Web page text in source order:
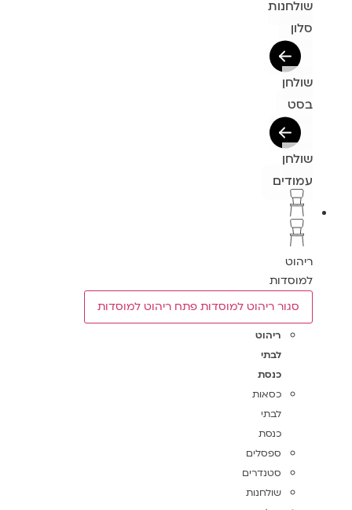
שולחנות
סלון
שולחן
בסט
שולחן
עמודים
ריהוט
למוסדות
סגור ריהוט למוסדות פתח ריהוט למוסדות
ריהוט
לבתי
כנסת
כסאות
לבתי
כנסת
ספסלים
סטנדרים
שולחנות